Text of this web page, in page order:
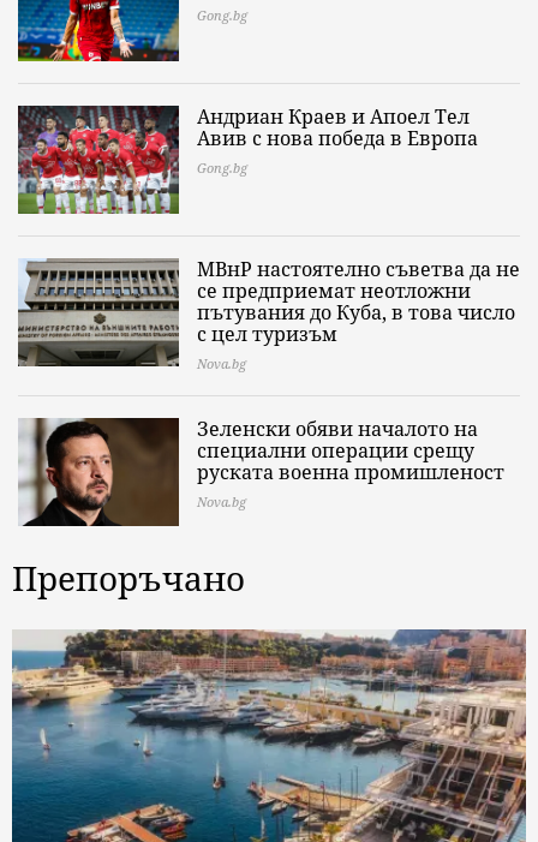
Gong.bg
Андриан Краев и Апоел Тел
Авив с нова победа в Европа
Gong.bg
МВнР настоятелно съветва да не
се предприемат неотложни
пътувания до Куба, в това число
с цел туризъм
Nova.bg
Зеленски обяви началото на
специални операции срещу
руската военна промишленост
Nova.bg
Препоръчано